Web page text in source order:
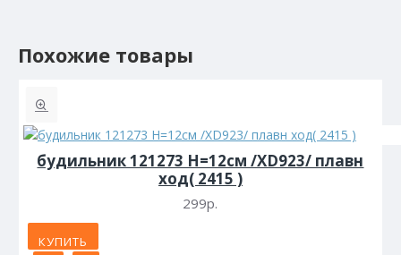
Похожие товары
будильник 121273 H=12см /XD923/ плавн
ход( 2415 )
299р.
КУПИТЬ